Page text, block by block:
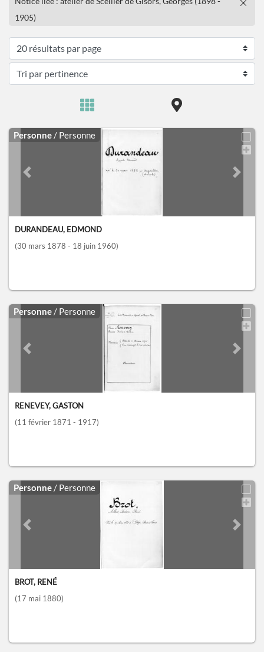
1905)
Personne / Personne
Previous slide Next
DURANDEAU, EDMOND
(30 mars 1878 - 18 juin 1960)
Personne / Personne
Previous slide Next
RENEVEY, GASTON
(11 février 1871 - 1917)
Personne / Personne
Previous slide Next
BROT, RENÉ
(17 mai 1880)